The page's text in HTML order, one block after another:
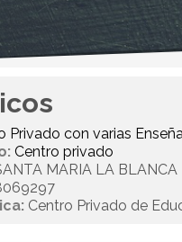
Privado con varias
Centro privado
MARIA LA BLANCA
Centro Privado de